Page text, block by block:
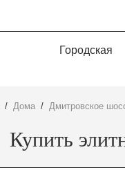
Городская
дома Дмитровское
Купить